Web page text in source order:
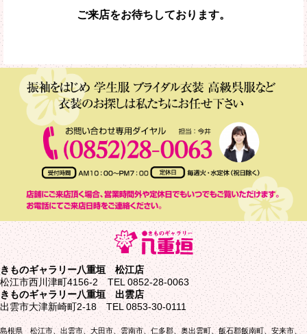
ご来店をお待ちしております。
きものギャラリー八重垣 松江店
松江市西川津町4156-2 TEL 0852-28-0063
きものギャラリー八重垣 出雲店
出雲市大津新崎町2-18 TEL 0853-30-0111
島根県 松江市、出雲市、大田市、雲南市、仁多郡、奥出雲町、飯石郡飯南町、安来市、